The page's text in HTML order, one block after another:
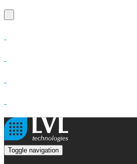
Toggle navigation